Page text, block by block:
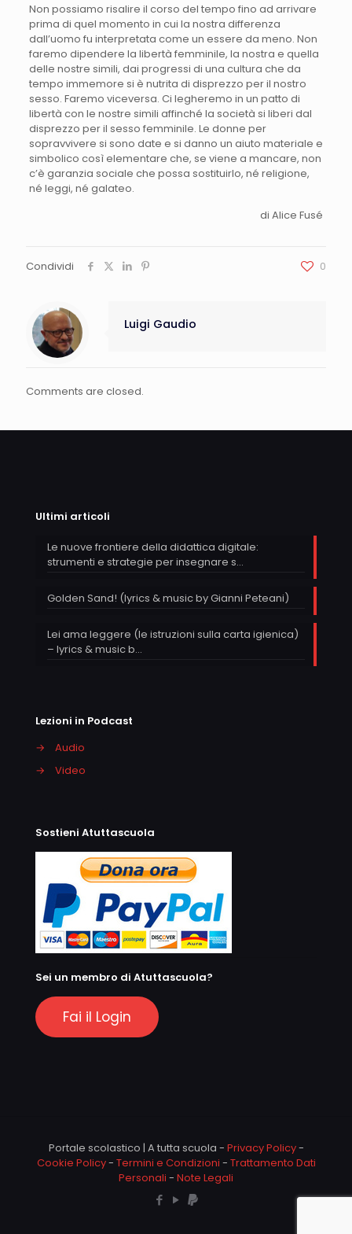
Non possiamo risalire il corso del tempo fino ad arrivare
prima di quel momento in cui la nostra differenza
dall’uomo fu interpretata come un essere da meno. Non
faremo dipendere la libertà femminile, la nostra e quella
delle nostre simili, dai progressi di una cultura che da
tempo immemore si è nutrita di disprezzo per il nostro
sesso. Faremo viceversa. Ci legheremo in un patto di
libertà con le nostre simili affinché la società si liberi dal
disprezzo per il sesso femminile. Le donne per
sopravvivere si sono date e si danno un aiuto materiale e
simbolico così elementare che, se viene a mancare, non
c’è garanzia sociale che possa sostituirlo, né religione,
né leggi, né galateo.
di Alice Fusé
Condividi 0
Luigi Gaudio
Comments are closed.
Ultimi articoli
Le nuove frontiere della didattica digitale:
strumenti e strategie per insegnare s…
Golden Sand! (lyrics & music by Gianni Peteani)
Lei ama leggere (le istruzioni sulla carta igienica)
– lyrics & music b…
Lezioni in Podcast
→
Audio
→
Video
Sostieni Atuttascuola
Sei un membro di Atuttascuola?
Fai il Login
Portale scolastico | A tutta scuola - Privacy Policy-
Cookie Policy- Termini e Condizioni - Trattamento Dati
Personali - Note Legali